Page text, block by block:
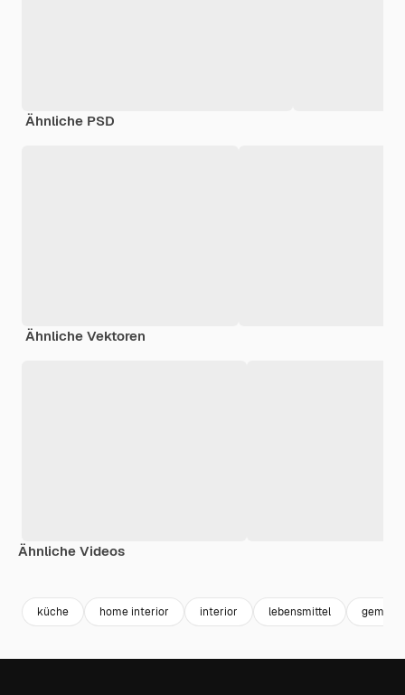
Ähnliche PSD
Ähnliche Vektoren
Ähnliche Videos
küche home interior interior lebensmittel gemüse